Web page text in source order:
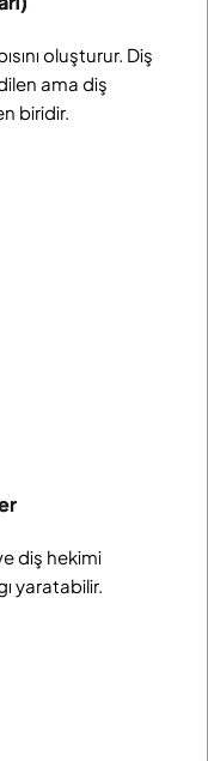
oluşturur. Diş
ama diş
biridir.
diş hekimi
yaratabilir.